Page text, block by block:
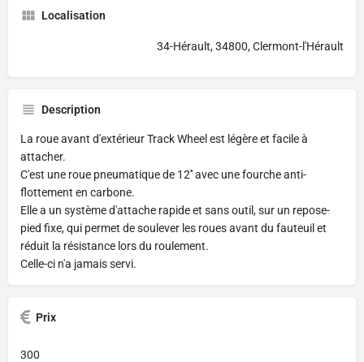
Localisation
34-Hérault, 34800, Clermont-l'Hérault
Description
La roue avant d'extérieur Track Wheel est légère et facile à
attacher.
C'est une roue pneumatique de 12'' avec une fourche anti-
flottement en carbone.
Elle a un système d'attache rapide et sans outil, sur un repose-
pied fixe, qui permet de soulever les roues avant du fauteuil et
réduit la résistance lors du roulement.
Celle-ci n'a jamais servi.
Prix
300